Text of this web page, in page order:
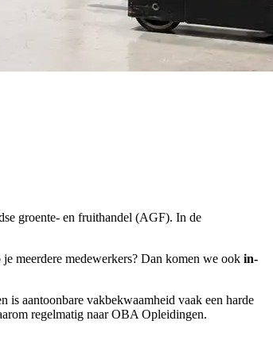
groente- en fruithandel (AGF). In de
meerdere medewerkers? Dan komen we ook in-
aantoonbare vakbekwaamheid vaak een harde
regelmatig naar OBA Opleidingen.